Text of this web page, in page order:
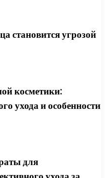
становится угрозой
косметики:
ухода и особенности
для